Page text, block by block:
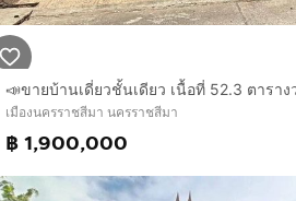
เมืองนครราชสีมา นครราชสีมา
฿ 1,900,000